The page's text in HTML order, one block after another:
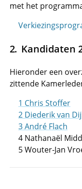
met het
Kandidaten
Hieronder een
zittende
1 Chris Stoffer
2 Diederik van
3 André Flach
4 Nathanaël
5 Wouter-Jan